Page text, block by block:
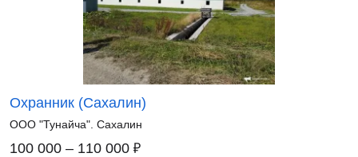
Охранник (Сахалин)
ООО "Тунайча". Сахалин
100 000 – 110 000 ₽